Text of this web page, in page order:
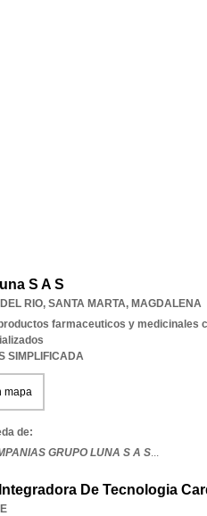
S A S
RIO, SANTA MARTA, MAGDALENA
farmaceuticos y medicinales
SIMPLIFICADA
mapa
de:
GRUPO LUNA S A S...
De Tecnologia